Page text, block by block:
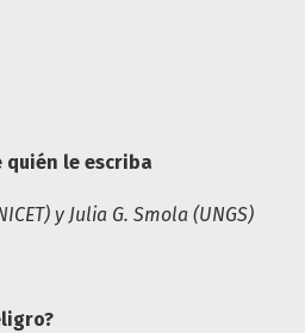
2016
quién le escriba
y Julia G. Smola (UNGS)
2016